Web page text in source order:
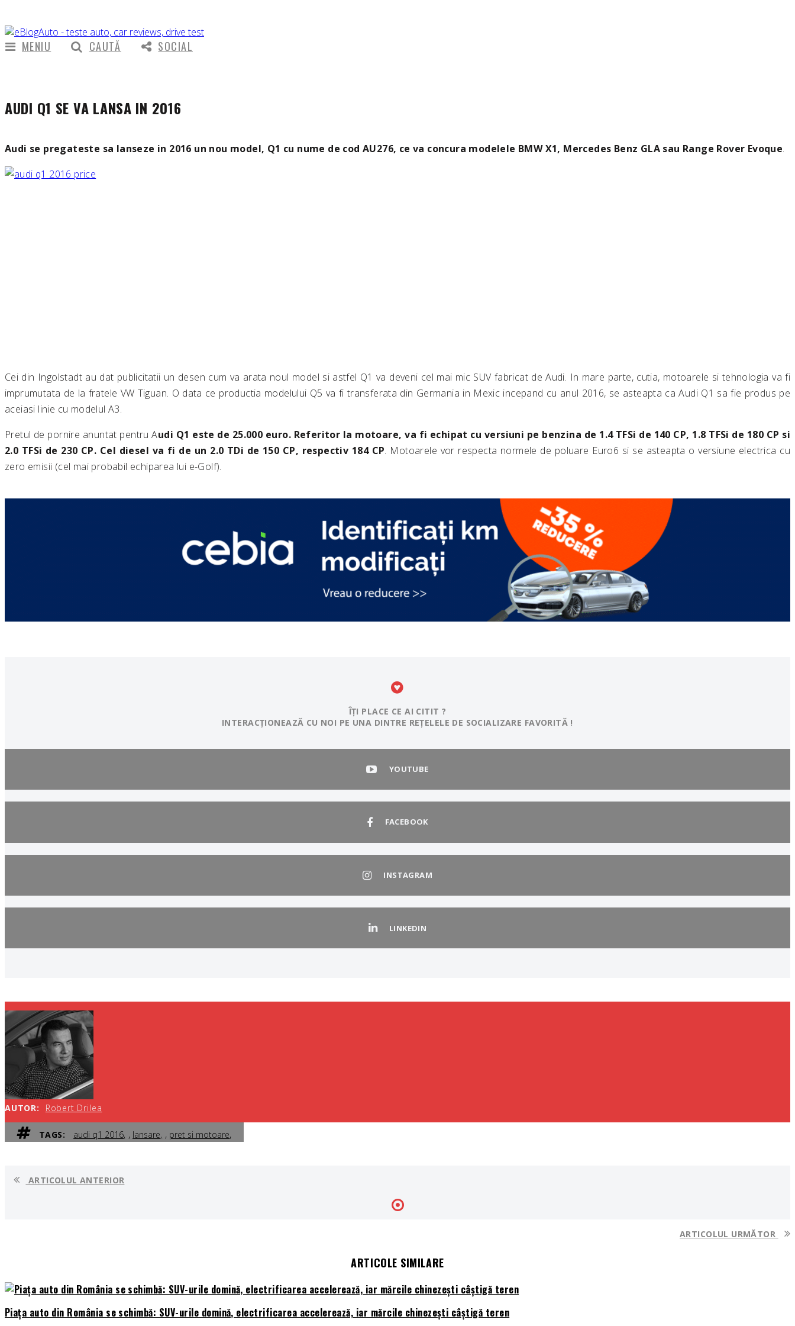
MENIU CAUTĂ SOCIAL
AUDI Q1 SE VA LANSA IN 2016
Audi se pregateste sa lanseze in 2016 un nou model, Q1 cu nume de cod AU276, ce va concura modelele BMW X1, Mercedes Benz GLA sau Range Rover Evoque.
Cei din Ingolstadt au dat publicitatii un desen cum va arata noul model si astfel Q1 va deveni cel mai mic SUV fabricat de Audi. In mare parte, cutia, motoarele si tehnologia va fi
imprumutata de la fratele VW Tiguan. O data ce productia modelului Q5 va fi transferata din Germania in Mexic incepand cu anul 2016, se asteapta ca Audi Q1 sa fie produs pe
aceiasi linie cu modelul A3.
Pretul de pornire anuntat pentru Audi Q1 este de 25.000 euro. Referitor la motoare, va fi echipat cu versiuni pe benzina de 1.4 TFSi de 140 CP, 1.8 TFSi de 180 CP si
2.0 TFSi de 230 CP. Cel diesel va fi de un 2.0 TDi de 150 CP, respectiv 184 CP. Motoarele vor respecta normele de poluare Euro6 si se asteapta o versiune electrica cu
zero emisii (cel mai probabil echiparea lui e-Golf).
ÎȚI PLACE CE AI CITIT ?
INTERACȚIONEAZĂ CU NOI PE UNA DINTRE REȚELELE DE SOCIALIZARE FAVORITĂ !
YOUTUBE
FACEBOOK
INSTAGRAM
LINKEDIN
AUTOR: Robert Drilea
TAGS: audi q1 2016 , lansare , pret si motoare,
ARTICOLUL ANTERIOR
ARTICOLUL URMĂTOR
ARTICOLE SIMILARE
Piața auto din România se schimbă: SUV-urile domină, electrificarea accelerează, iar mărcile chinezești câștigă teren